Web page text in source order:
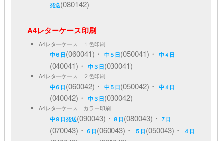
発送(080142)
A4レターケース印刷
A4レターケース １色印刷
中６日(060041)・中５日(050041)・中４日
(040041)・中３日(030041)
A4レターケース ２色印刷
中６日(060042)・中５日(050042)・中４日
(040042)・中３日(030042)
A4レターケース カラー印刷
中９日発送(090043)・ ８日(080043)・ ７日
(070043)・ ６日(060043)・ ５日(050043)・ ４日